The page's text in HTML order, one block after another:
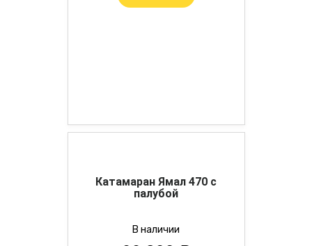
Катамаран Ямал 470 с
палубой
В наличии